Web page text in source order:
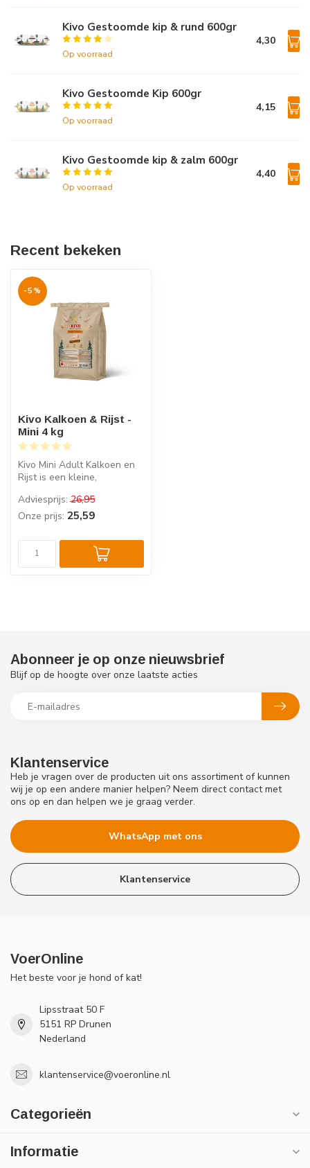
Kivo Gestoomde kip & rund 600gr
Op voorraad
4,30
Kivo Gestoomde Kip 600gr
Op voorraad
4,15
Kivo Gestoomde kip & zalm 600gr
Op voorraad
4,40
Recent bekeken
-5%
Kivo Kalkoen & Rijst -
Mini 4 kg
Kivo Mini Adult Kalkoen en
Rijst is een kleine,
is...
Adviesprijs: 26,95
Onze prijs: 25,59
Klantenservice
Heb je vragen over de producten uit ons assortiment of kunnen
wij je op een andere manier helpen? Neem direct contact met
ons op en dan helpen we je graag verder.
WhatsApp met ons
Klantenservice
Abonneer je op onze nieuwsbrief
Blijf op de hoogte over onze laatste acties
VoerOnline
Het beste voor je hond of kat!
Lipsstraat 50 F
5151 RP Drunen
Nederland
klantenservice@voeronline.nl
Categorieën
Informatie